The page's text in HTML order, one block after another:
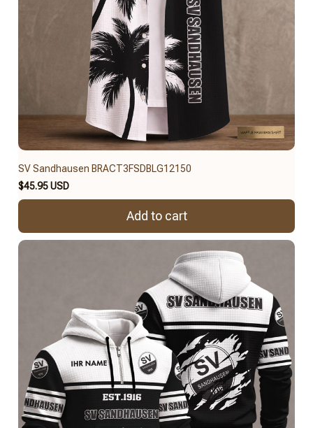
SV Sandhausen BRACT3FSDBLG12150
$45.95 USD
Add to cart